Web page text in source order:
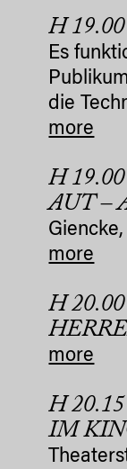
H
Es
die
more
H
AUT –
more
H
more
H
IM